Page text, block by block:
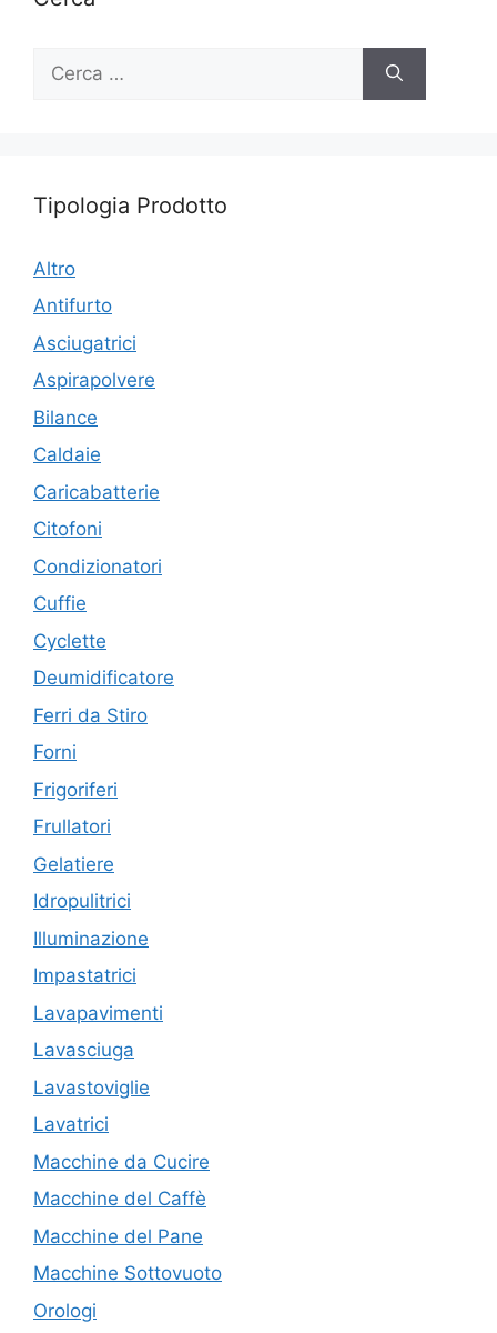
per:
Tipologia Prodotto
Altro
Antifurto
Asciugatrici
Aspirapolvere
Bilance
Caldaie
Caricabatterie
Citofoni
Condizionatori
Cuffie
Cyclette
Deumidificatore
Ferri da Stiro
Forni
Frigoriferi
Frullatori
Gelatiere
Idropulitrici
Illuminazione
Impastatrici
Lavapavimenti
Lavasciuga
Lavastoviglie
Lavatrici
Macchine da Cucire
Macchine del Caffè
Macchine del Pane
Macchine Sottovuoto
Orologi